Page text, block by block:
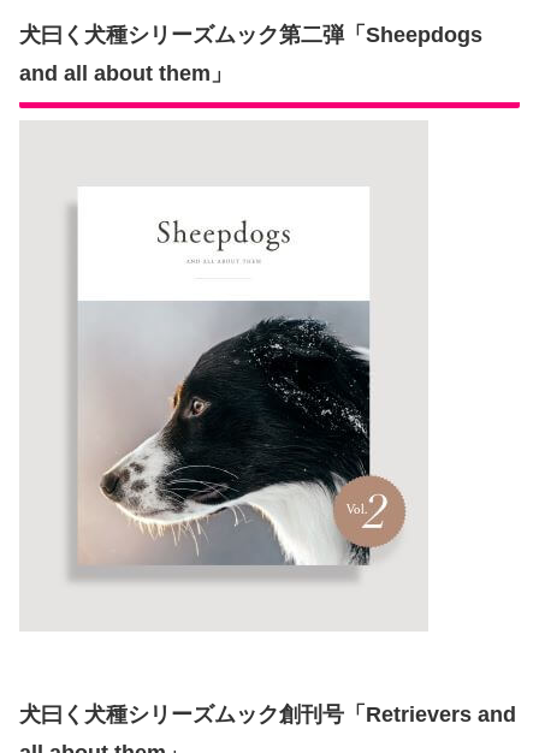
犬曰く犬種シリーズムック第二弾「Sheepdogs
and all about them」
犬曰く犬種シリーズムック創刊号「Retrievers and